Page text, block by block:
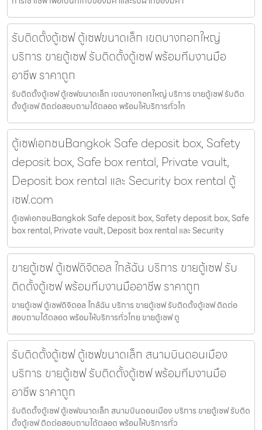
รับติดตั้งตู้เซฟ ตู้เซฟขนาดเล็ก เขตบางกอกใหญ่
บริการ ขายตู้เซฟ รับติดตั้งตู้เซฟ พร้อมทีมงานมือ
อาชีพ ราคาถูก
รับติดตั้งตู้เซฟ ตู้เซฟขนาดเล็ก เขตบางกอกใหญ่ บริการ ขายตู้เซฟ รับติด
ตั้งตู้เซฟ ติดต่อสอบถามได้ตลอด พร้อมให้บริการทั่วไท
ตู้เซฟเอกชนBangkok Safe deposit box, Safety
deposit box, Safe box rental, Private vault,
Deposit box rental และ Security box rental ตู้
เซฟ.com
ตู้เซฟเอกชนBangkok Safe deposit box, Safety deposit box, Safe
box rental, Private vault, Deposit box rental และ Security
ขายตู้เซฟ ตู้เซฟดิจิตอล ใกล้ฉัน บริการ ขายตู้เซฟ รับ
ติดตั้งตู้เซฟ พร้อมทีมงานมืออาชีพ ราคาถูก
ขายตู้เซฟ ตู้เซฟดิจิตอล ใกล้ฉัน บริการ ขายตู้เซฟ รับติดตั้งตู้เซฟ ติดต่อ
สอบถามได้ตลอด พร้อมให้บริการทั่วไทย ขายตู้เซฟ ตู
รับติดตั้งตู้เซฟ ตู้เซฟขนาดเล็ก สนามบินดอนเมือง
บริการ ขายตู้เซฟ รับติดตั้งตู้เซฟ พร้อมทีมงานมือ
อาชีพ ราคาถูก
รับติดตั้งตู้เซฟ ตู้เซฟขนาดเล็ก สนามบินดอนเมือง บริการ ขายตู้เซฟ รับติด
ตั้งตู้เซฟ ติดต่อสอบถามได้ตลอด พร้อมให้บริการทั่ว